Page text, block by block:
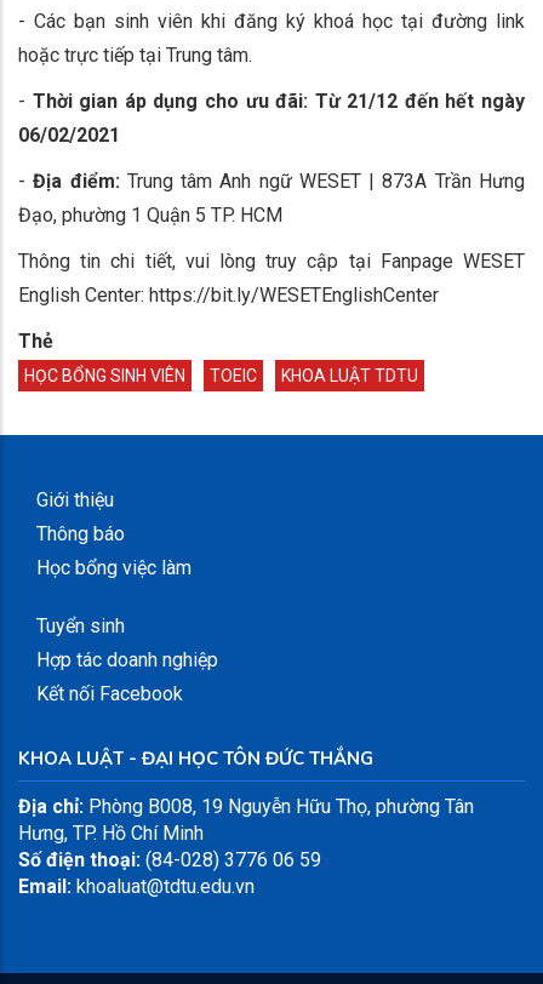
- Các bạn sinh viên khi đăng ký khoá học tại đường link
hoặc trực tiếp tại Trung tâm.
- Thời gian áp dụng cho ưu đãi: Từ 21/12 đến hết ngày
06/02/2021
-Địa điểm: Trung tâm Anh ngữ WESET | 873A Trần Hưng
Đạo, phường 1 Quận 5 TP. HCM
Thông tin chi tiết, vui lòng truy cập tại Fanpage WESET
English Center: https://bit.ly/WESETEnglishCenter
Thẻ
HỌC BỔNG SINH VIÊN TOEIC KHOA LUẬT TDTU
Giới thiệu
Thông báo
Học bổng việc làm
Tuyển sinh
Hợp tác doanh nghiệp
Kết nối Facebook
KHOA LUẬT - ĐẠI HỌC TÔN ĐỨC THẮNG
Địa chỉ: Phòng B008, 19 Nguyễn Hữu Thọ, phường Tân
Hưng, TP. Hồ Chí Minh
Số điện thoại: (84-028) 3776 06 59
Email: khoaluat@tdtu.edu.vn